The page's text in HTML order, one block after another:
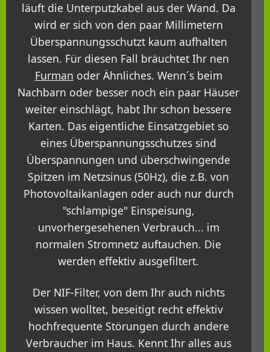
läuft die Unterputzkabel aus der Wand. Da
wird er sich von den paar Millimetern
Überspannungsschutzt kaum aufhalten
lassen. Für diesen Fall bräuchtet Ihr nen
Furman oder Ähnliches. Wenn´s beim
Nachbarn oder besser noch ein paar Häuser
weiter einschlägt, habt Ihr schon bessere
Karten. Das eigentliche Einsatzgebiet so
eines Überspannungsschutzes sind
Überspannungen und überschwingende
Spitzen im Netzsinus (50Hz), die z.B. von
Photovoltaikanlagen oder auch nur durch
"schlampige" Einspeisung,
unvorhergesehenen Verbrauch... im
normalen Stromnetz auftauchen. Die
werden effektiv ausgefiltert.
Der NIF-Filter, von dem Ihr auch nichts
wissen wolltet, beseitigt recht effektiv
hochfrequente Störungen durch andere
Verbraucher im Haus. Kennt Ihr alles aus